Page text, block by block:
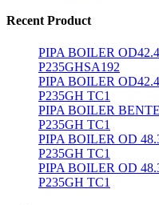
Recent Product
PIPA BOILER
P235GHSA192
PIPA BOILER
P235GH TC1
PIPA BOILER
P235GH TC1
PIPA BOILER OD
P235GH TC1
PIPA BOILER OD
P235GH TC1